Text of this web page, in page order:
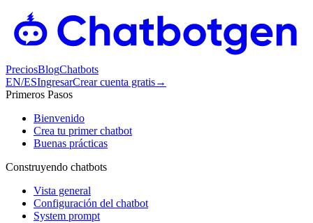
PreciosBlogChatbots
EN/ESIngresarCrear cuenta gratis→
Primeros Pasos
Bienvenido
Crea tu primer chatbot
Buenas prácticas
Construyendo chatbots
Vista general
Configuración del chatbot
System prompt